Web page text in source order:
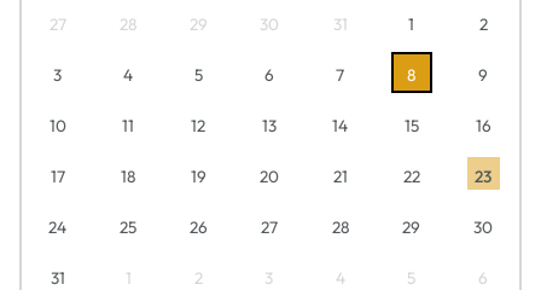
27 28 29 30 31 1 2
3 4 5 6 7 8 9
10 11 12 13 14 15 16
17 18 19 20 21 22 23
24 25 26 27 28 29 30
31 1 2 3 4 5 6